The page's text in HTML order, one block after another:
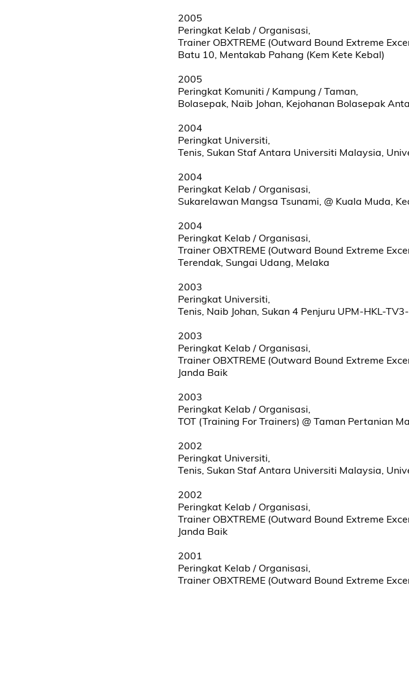
2005
Peringkat Kelab / Organisasi,
Trainer OBXTREME (Outward Bound Extreme
Batu 10, Mentakab Pahang (Kem Kete Kebal)
2005
Peringkat Komuniti / Kampung / Taman,
Bolasepak, Naib Johan, Kejohanan Bolasepak
2004
Peringkat Universiti,
Tenis, Sukan Staf Antara Universiti Malaysia,
2004
Peringkat Kelab / Organisasi,
Sukarelawan Mangsa Tsunami, @ Kuala Muda,
2004
Peringkat Kelab / Organisasi,
Trainer OBXTREME (Outward Bound Extreme
Terendak, Sungai Udang, Melaka
2003
Peringkat Universiti,
Tenis, Naib Johan, Sukan 4 Penjuru UPM-HKL-
2003
Peringkat Kelab / Organisasi,
Trainer OBXTREME (Outward Bound Extreme
Janda Baik
2003
Peringkat Kelab / Organisasi,
TOT (Training For Trainers) @ Taman Pertanian
2002
Peringkat Universiti,
Tenis, Sukan Staf Antara Universiti Malaysia,
2002
Peringkat Kelab / Organisasi,
Trainer OBXTREME (Outward Bound Extreme
Janda Baik
2001
Peringkat Kelab / Organisasi,
Trainer OBXTREME (Outward Bound Extreme